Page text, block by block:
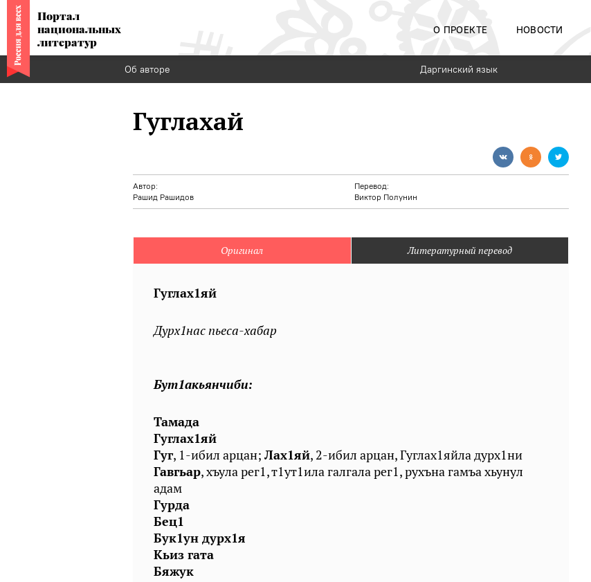
Портал
национальных
литератур
О ПРОЕКТЕ НОВОСТИ
Об авторе Даргинский язык
Гуглахай
Автор:
Рашид Рашидов
Перевод:
Виктор Полунин
Оригинал Литературный перевод
Гуглах1яй
Дурх1нас пьеса-хабар
Бут1акьянчиби:
Тамада
Гуглах1яй
Гуг, 1-ибил арцан; Лах1яй, 2-ибил арцан, Гуглах1яйла дурх1ни
Гавгьар, хъула рег1, т1ут1ила галгала рег1, рухъна гамъа хьунул
адам
Гурда
Бец1
Бук1ун дурх1я
Кьиз гата
Бяжук